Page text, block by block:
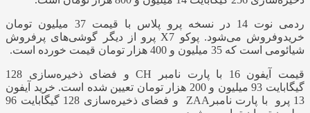
ردمی نوت 14 در نسخه پرو پلاس با قیمت 37 میلیون تومان
خریدوفروش می‌شود. پوکو X7 پرو از دیگر گوشی‌های پرفروش
شیائومی است که 35 میلیون و 400 هزار تومان قیمت خورده است.
قیمت آیفون 16 با پارت نامبر CH و فضای ذخیره‌سازی 128
گیگابایت 93 میلیون و 200 هزار تومان تعیین شده است. خرید آیفون
13 پرو با پارت نامبرZAA و فضای ذخیره‌سازی 128 گیگابایت 96